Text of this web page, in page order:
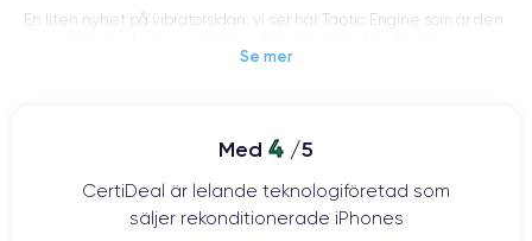
En liten nyhet på vibratorsidan, vi ser här Taptic Engine som är den
vibrationer beroende på meddelanden, samtal eller videospel.
Ett alternativ kan markeras i inställningarna för att aktivera de
distinkta vibrationerna. När du känner vibrationerna kommer du så
småningom att veta vilken typ av meddelande du får via din ficka
(eller handled), jag pratar om personliga erfarenheter
Se mer
Med 4 /5
CertiDeal är lelande teknologiföretad som
säljer rekonditionerade iPhones